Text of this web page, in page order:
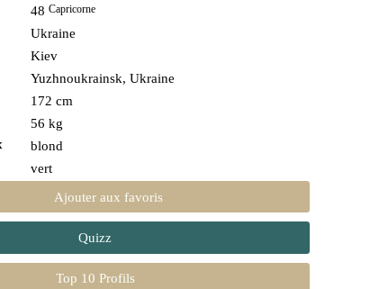
48Capricorne
Ukraine
Kiev
Yuzhnoukrainsk, Ukraine
172 cm
56 kg
blond
vert
Ajouter aux favoris
Quizz
Top 10 Profils